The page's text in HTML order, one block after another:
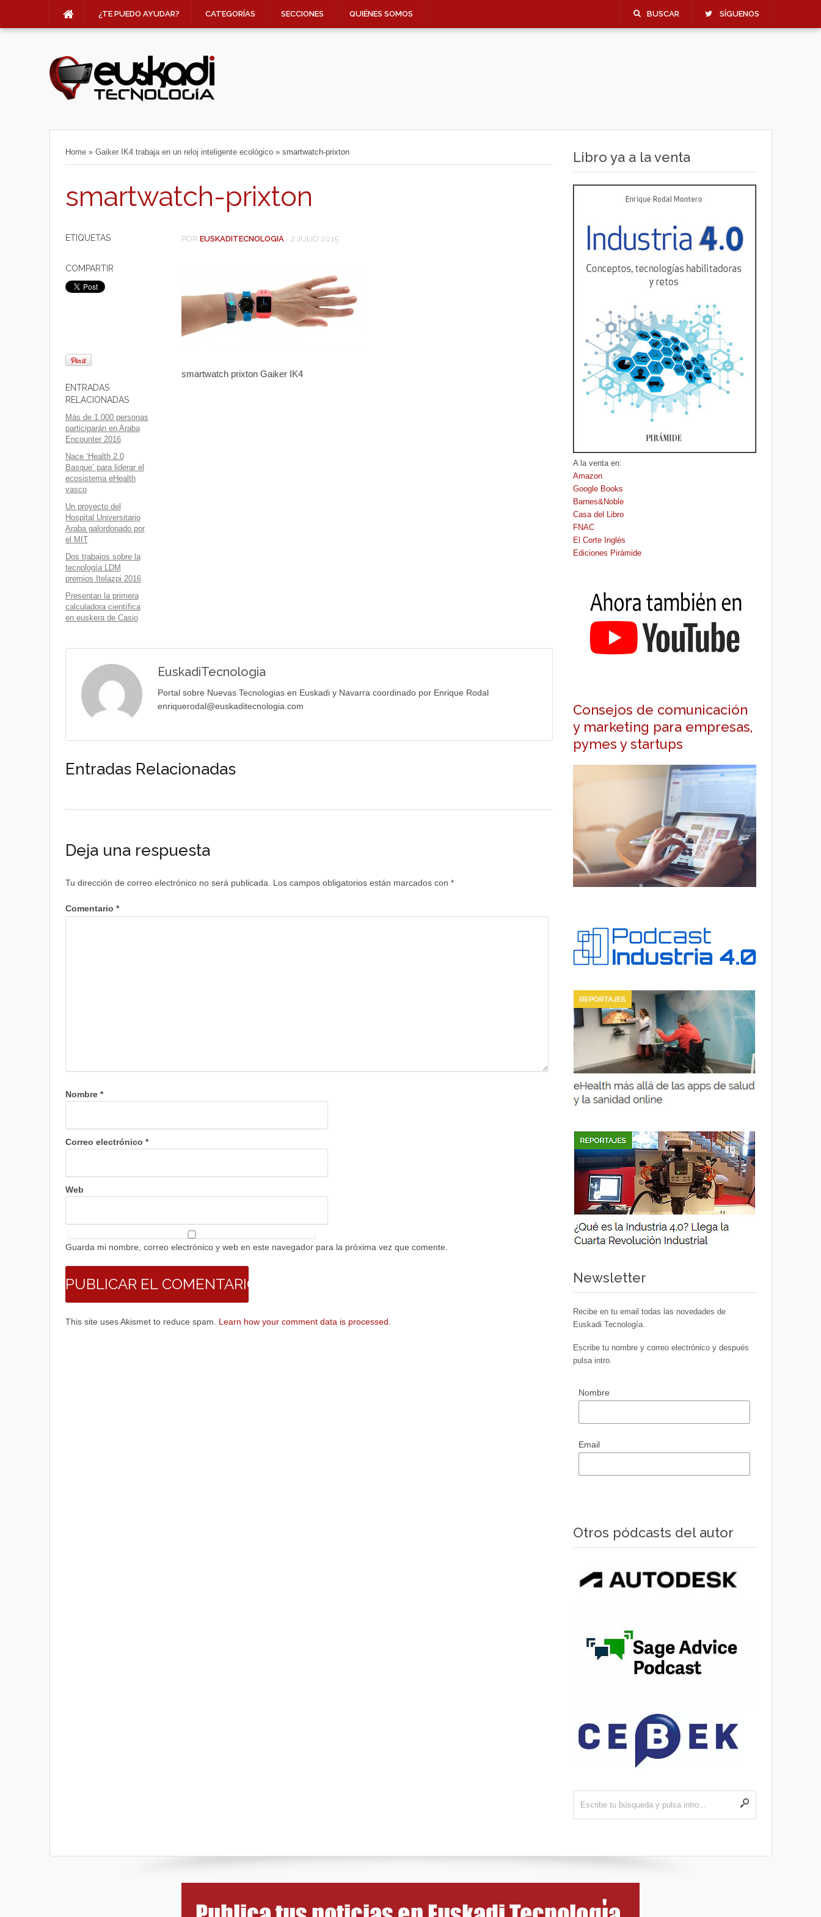
¿TE PUEDO AYUDAR? CATEGORÍAS SECCIONES QUIÉNES SOMOS BUSCAR SÍGUENOS
Home » Gaiker IK4 trabaja en un reloj inteligente ecológico » smartwatch-prixton
smartwatch-prixton
ETIQUETAS
COMPARTIR
ENTRADAS
RELACIONADAS
Más de 1.000 personas
participarán en Araba
Encounter 2016
Nace ‘Health 2.0
Basque’ para liderar el
ecosistema eHealth
vasco
Un proyecto del
Hospital Universitario
Araba galordonado por
el MIT
Dos trabajos sobre la
tecnología LDM
premios Itelazpi 2016
Presentan la primera
calculadora científica
en euskera de Casio
POR EUSKADITECNOLOGIA - 2 JULIO 2015
smartwatch prixton Gaiker IK4
EuskadiTecnologia
Portal sobre Nuevas Tecnologias en Euskadi y Navarra coordinado por Enrique Rodal
enriquerodal@euskaditecnologia.com
Entradas Relacionadas
Deja una respuesta
Tu dirección de correo electrónico no será publicada. Los campos obligatorios están marcados con *
Comentario *
Nombre *
Correo electrónico *
Web
Guarda mi nombre, correo electrónico y web en este navegador para la próxima vez que comente.
This site uses Akismet to reduce spam. Learn how your comment data is processed.
Libro ya a la venta
A la venta en:
Amazon
Google Books
Barnes&Noble
Casa del Libro
FNAC
El Corte Inglés
Ediciones Pirámide
Consejos de comunicación
y marketing para empresas,
pymes y startups
Newsletter
Recibe en tu email todas las novedades de
Euskadi Tecnología.
Escribe tu nombre y correo electrónico y después
pulsa intro.
Nombre
Email
Otros pódcasts del autor